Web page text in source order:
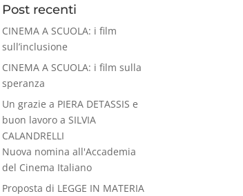
Post recenti
CINEMA A SCUOLA: i film
sull’inclusione
CINEMA A SCUOLA: i film sulla
speranza
Un grazie a PIERA DETASSIS e
buon lavoro a SILVIA
CALANDRELLI
Nuova nomina all'Accademia
del Cinema Italiano
Proposta di LEGGE IN MATERIA